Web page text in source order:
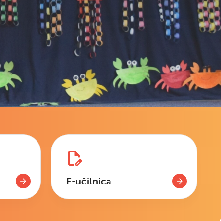
E-učilnica